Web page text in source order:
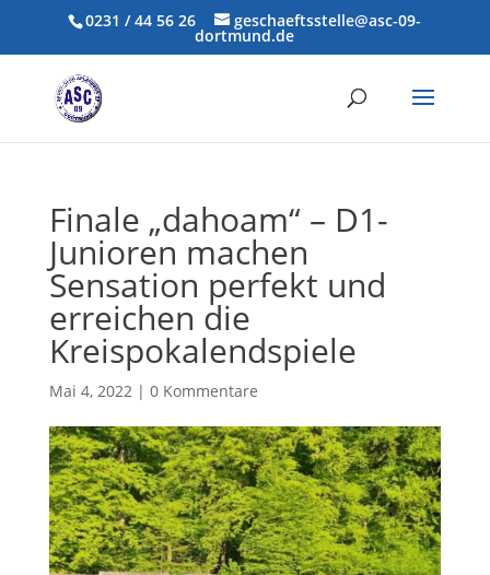
0231 / 44 56 26 geschaeftsstelle@asc-09-
dortmund.de
Finale „dahoam“ – D1-
Junioren machen
Sensation perfekt und
erreichen die
Kreispokalendspiele
Mai 4, 2022| 0 Kommentare